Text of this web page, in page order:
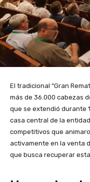
El tradicional “Gran
más de 36.000 cabezas
que se extendió durante
casa central de la
competitivos que
activamente en la venta
que busca recuperar